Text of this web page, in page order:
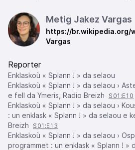
Metig Jakez Vargas
https://br.wikipedia.org/
Vargas
Reporter
Enklaskoù « Splann ! » da selaou
Enklaskoù « Splann ! » da selaou ›
e fell da Ymeris, Radio Breizh
S01:E10
Enklaskoù « Splann ! » da selaou ›
: un enklask « Splann ! » da selaou e
Breizh
S01:E13
Enklaskoù « Splann ! » da selaou ›
programmet : un enklask « Splann ! »